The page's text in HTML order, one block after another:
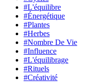
#L'équilibre
#Énergétique
#Plantes
#Herbes
#Nombre De Vie
#Influence
#L'équilibrage
#Rituels
#Créativité